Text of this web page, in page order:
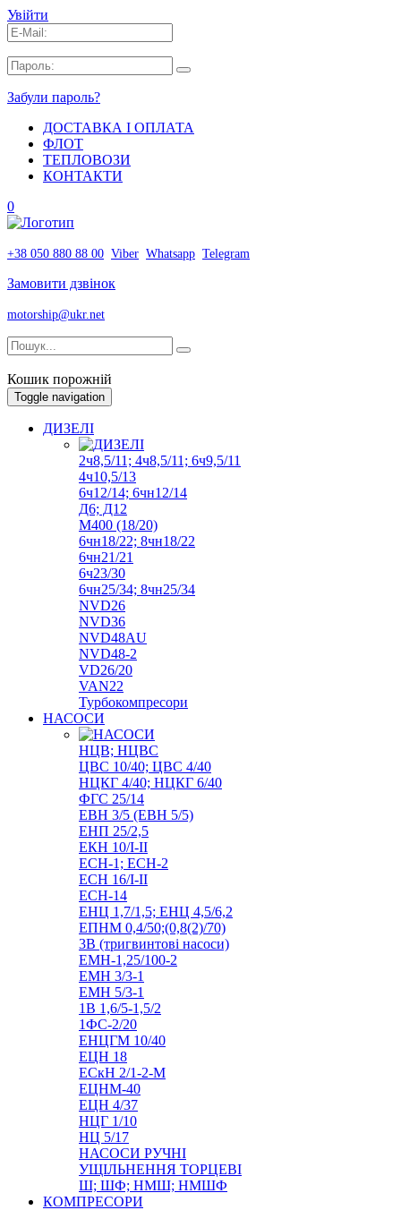
Увійти
Забули пароль?
ДОСТАВКА І ОПЛАТА
ФЛОТ
ТЕПЛОВОЗИ
КОНТАКТИ
0
+38 050 880 88 00 Viber Whatsapp Telegram
Замовити дзвінок
motorship@ukr.net
Кошик порожній
Toggle navigation
ДИЗЕЛІ
2ч8,5/11; 4ч8,5/11; 6ч9,5/11
4ч10,5/13
6ч12/14; 6чн12/14
Д6; Д12
М400 (18/20)
6чн18/22; 8чн18/22
6чн21/21
6ч23/30
6чн25/34; 8чн25/34
NVD26
NVD36
NVD48AU
NVD48-2
VD26/20
VAN22
Турбокомпресори
НАСОСИ
НЦВ; НЦВС
ЦВС 10/40; ЦВС 4/40
НЦКГ 4/40; НЦКГ 6/40
ФГС 25/14
ЕВН 3/5 (ЕВН 5/5)
ЕНП 25/2,5
ЕКН 10/I-II
ЕСН-1; ЕСН-2
ЕСН 16/I-II
ЕСН-14
ЕНЦ 1,7/1,5; ЕНЦ 4,5/6,2
ЕПНМ 0,4/50;(0,8(2)/70)
3В (тригвинтові насоси)
ЕМН-1,25/100-2
ЕМН 3/3-1
ЕМН 5/3-1
1В 1,6/5-1,5/2
1ФС-2/20
ЕНЦГМ 10/40
ЕЦН 18
ЕСкН 2/1-2-М
ЕЦНМ-40
ЕЦН 4/37
НЦГ 1/10
НЦ 5/17
НАСОСИ РУЧНІ
УЩІЛЬНЕННЯ ТОРЦЕВІ
Ш; ШФ; НМШ; НМШФ
КОМПРЕСОРИ